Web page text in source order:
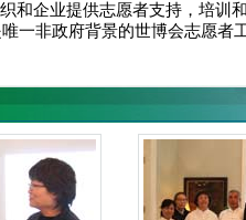
和企业提供志愿者支持，培训
一非政府背景的世博会志愿者